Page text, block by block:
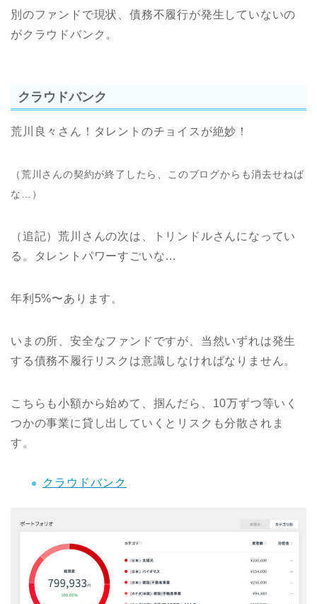
別のファンドで現状、債務不履行が発生していないの
がクラウドバンク。
クラウドバンク
荒川良々さん！タレントのチョイスが絶妙！
（荒川さんの契約が終了したら、このブログからも消去せねば
な…）
（追記）荒川さんの次は、トリンドルさんになってい
る。タレントパワーすごいな…
年利5%〜あります。
いまの所、安全なファンドですが、当然いずれは発生
する債務不履行リスクは意識しなければなりません。
こちらも小額から始めて、掴んだら、10万ずつ等いく
つかの事業に貸し出していくとリスクも分散されま
す。
クラウドバンク